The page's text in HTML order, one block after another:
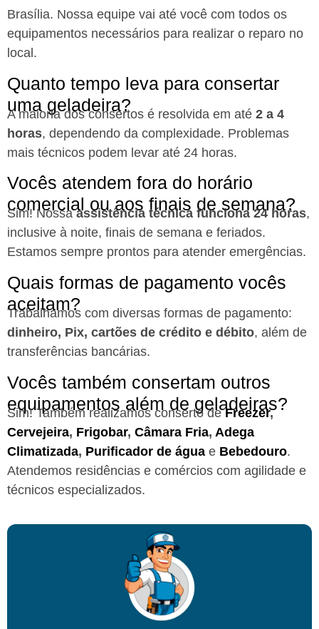
Brasília. Nossa equipe vai até você com todos os
equipamentos necessários para realizar o reparo no
local.
Quanto tempo leva para consertar
uma geladeira?
A maioria dos consertos é resolvida em até 2 a 4
horas, dependendo da complexidade. Problemas
mais técnicos podem levar até 24 horas.
Vocês atendem fora do horário
comercial ou aos finais de semana?
Sim! Nossaassistência técnica funciona 24 horas,
inclusive à noite, finais de semana e feriados.
Estamos sempre prontos para atender emergências.
Quais formas de pagamento vocês
aceitam?
Trabalhamos com diversas formas de pagamento:
dinheiro, Pix, cartões de crédito e débito, além de
transferências bancárias.
Vocês também consertam outros
equipamentos além de geladeiras?
Sim! Também realizamos conserto deFreezer,
Cervejeira, Frigobar, Câmara Fria, Adega
Climatizada, Purificador de água e Bebedouro.
Atendemos residências e comércios com agilidade e
técnicos especializados.